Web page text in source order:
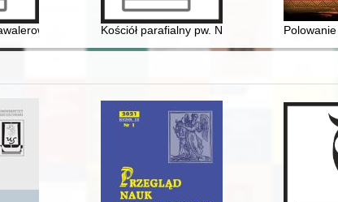
Orderu Wojennego Virtuti Militari Powstania
Kościół parafialny pw. Najświętszego Serca